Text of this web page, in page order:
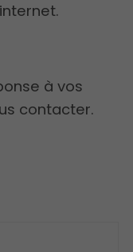
à vos
contacter.